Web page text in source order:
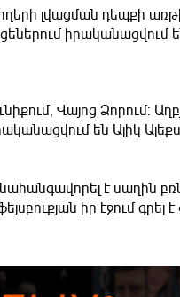
լվացման դեպքի
իրականացվում
Վայոց Ձորում:
են Ալիկ
է սաղին
իր էջում գրել է